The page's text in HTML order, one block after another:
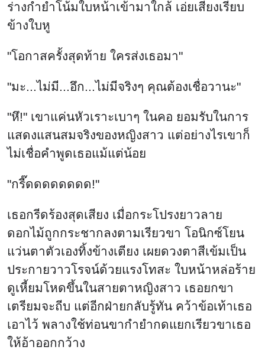
ร่างกำยำโน้มใบหน้าเข้ามาใกล้ เอ่ยเสียงเรียบ
ข้างใบหู
"โอกาสครั้งสุดท้าย ใครส่งเธอมา"
"มะ...ไม่มี...อึก...ไม่มีจริงๆ คุณต้องเชื่อวานะ"
"หึ!" เขาแค่นหัวเราะเบาๆ ในคอ ยอมรับในการ
แสดงแสนสมจริงของหญิงสาว แต่อย่างไรเขาก็
ไม่เชื่อคำพูดเธอแม้แต่น้อย
"กรี๊ดดดดดดดด!"
เธอกรีดร้องสุดเสียง เมื่อกระโปรงยาวลาย
ดอกไม้ถูกกระชากลงตามเรียวขา โอนิกซ์โยน
แว่นตาตัวเองทิ้งข้างเตียง เผยดวงตาสีเข้มเป็น
ประกายวาวโรจน์ด้วยแรงโทสะ ใบหน้าหล่อร้าย
ดูเหี้ยมโหดขึ้นในสายตาหญิงสาว เธอยกขา
เตรียมจะถีบ แต่อีกฝ่ายกลับรู้ทัน คว้าข้อเท้าเธอ
เอาไว้ พลางใช้ท่อนขากำยำกดแยกเรียวขาเธอ
ให้อ้าออกกว้าง